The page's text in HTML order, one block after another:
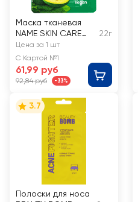
Маска тканевая
NAME SKIN CARE
Skinfood Авокадо и
шпинат
22г
Цена за 1 шт
С Картой №1
61,99 руб
92,84 руб -33%
3.7
Полоски для носа